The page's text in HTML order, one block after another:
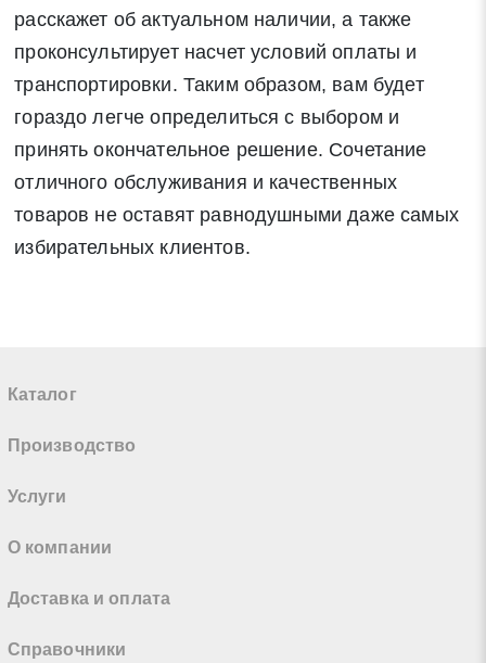
расскажет об актуальном наличии, а также
проконсультирует насчет условий оплаты и
транспортировки. Таким образом, вам будет
гораздо легче определиться с выбором и
принять окончательное решение. Сочетание
отличного обслуживания и качественных
товаров не оставят равнодушными даже самых
избирательных клиентов.
Каталог
Производство
Услуги
О компании
Доставка и оплата
Справочники